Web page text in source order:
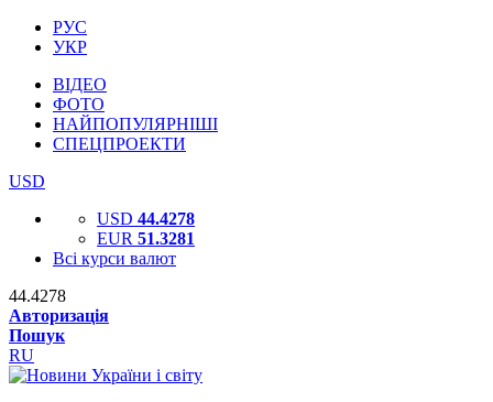
РУС
УКР
ВІДЕО
ФОТО
НАЙПОПУЛЯРНІШІ
СПЕЦПРОЕКТИ
USD
USD 44.4278
EUR 51.3281
Всі курси валют
44.4278
Авторизація
Пошук
RU